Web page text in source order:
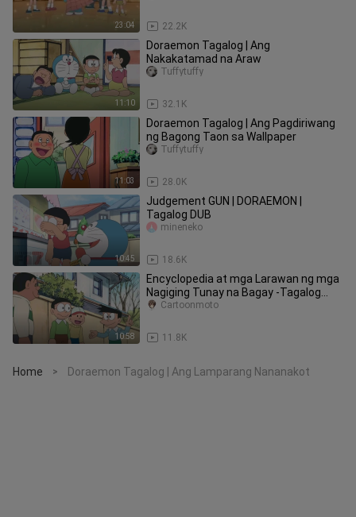
23:04 22.2K
11:10
Doraemon Tagalog | Ang
Nakakatamad na Araw
32.1K
Tuffytuffy
11:03
Doraemon Tagalog | Ang Pagdiriwang
ng Bagong Taon sa Wallpaper
28.0K
Tuffytuffy
10:45
Judgement GUN | DORAEMON |
Tagalog DUB
18.6K
mineneko
10:58
Encyclopedia at mga Larawan ng mga
Nagiging Tunay na Bagay -Tagalog
Dubbed (Doraemon Tagalog)
11.8K
Cartoonmoto
Home > Doraemon Tagalog | Ang Lamparang Nananakot